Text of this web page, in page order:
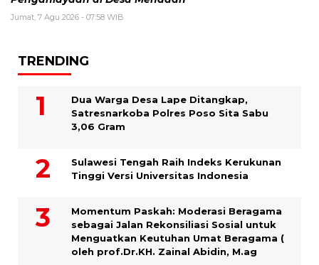
Jumat, 7 Agu 2026 - 07:58 WIB
TRENDING
Dua Warga Desa Lape Ditangkap,
Satresnarkoba Polres Poso Sita Sabu
3,06 Gram
Sulawesi Tengah Raih Indeks Kerukunan
Tinggi Versi Universitas Indonesia
Momentum Paskah: Moderasi Beragama
sebagai Jalan Rekonsiliasi Sosial untuk
Menguatkan Keutuhan Umat Beragama (
oleh prof.Dr.KH. Zainal Abidin, M.ag